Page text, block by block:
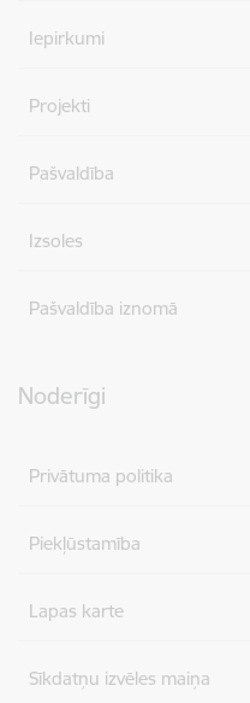
Iepirkumi
Projekti
Pašvaldība
Izsoles
Pašvaldība iznomā
Noderīgi
Privātuma politika
Piekļūstamība
Lapas karte
Sīkdatņu izvēles maiņa